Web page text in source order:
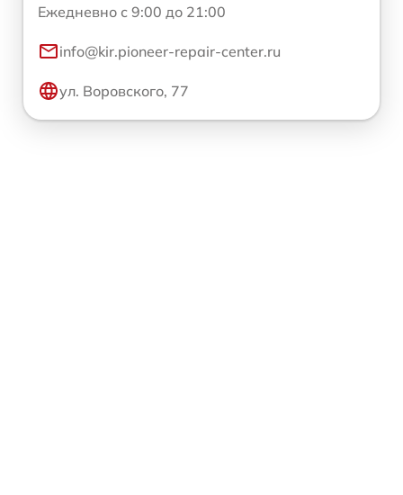
Ежедневно с 9:00 до 21:00
info@kir.pioneer-repair-center.ru
ул. Воровского, 77